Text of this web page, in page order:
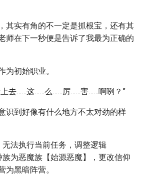
其实有角的不一定是抓根宝，还有其
师在下一秒便是告诉了我最为正确的
为初始职业。
去……这……么……厉……害……啊咧？”
识到好像有什么地方不太对劲的样
法执行当前任务，调整逻辑
为恶魔族【始源恶魔】，更改信仰
为黑暗阵营。